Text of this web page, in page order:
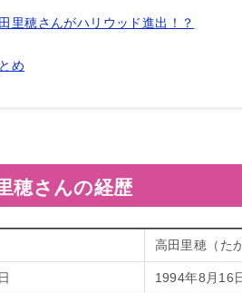
里穂さんがハリウッド進出！？
め
穂さんの経歴
高田里穂（た
1994年8月16